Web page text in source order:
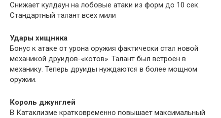
Снижает кулдаун на лобовые атаки из форм до 10 сек.
Стандартный талант всех мили
Удары хищника
Бонус к атаке от урона оружия фактически стал новой
механикой друидов-«котов». Талант был встроен в
механику. Теперь друиды нуждаются в более мощном
оружии.
Король джунглей
В Катаклизме кратковременно повышает максимальный